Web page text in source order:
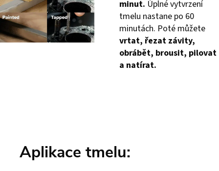
minut. Úplné vytvrzení
tmelu nastane po 60
minutách. Poté můžete
vrtat, řezat závity,
obrábět, brousit, pilovat
a natírat.
Aplikace tmelu: